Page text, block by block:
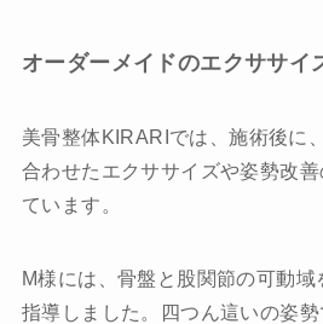
オーダーメイドのエクササイ
美骨整体KIRARIでは、施術後に
合わせたエクササイズや姿勢改
ています。
M様には、骨盤と股関節の可動域
指導しました。四つん這いの姿